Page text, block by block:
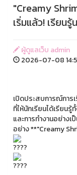
"Creamy
เริ่มแล้ว! เรียนรู้
ผู้ดูแลเว็บ admin
2026-07-08
เปิดประสบการณ์การ
ที่ให้นักเรียนได้เรียน
และการทำงานอย่าง
อย่าง **"Creamy